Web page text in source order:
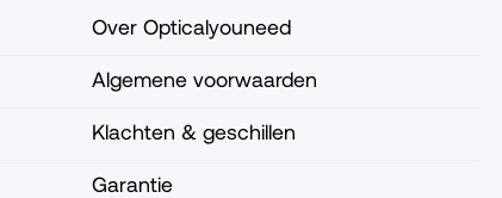
Over Opticalyouneed
Algemene voorwaarden
Klachten & geschillen
Garantie